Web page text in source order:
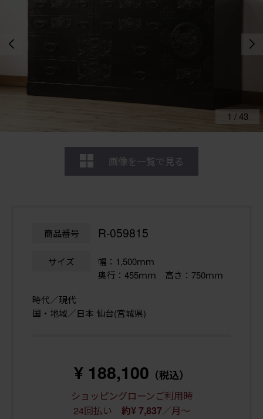
1 /43
画像を一覧で見る
商品番号 R-059815
サイズ
幅：1,500ｍｍ
奥行：455ｍｍ 高さ：750ｍｍ
時代／現代
国・地域／日本 仙台(宮城県)
¥ 188,100 （税込）
ショッピングローンご利用時
24回払い 約¥ 7,837／月～